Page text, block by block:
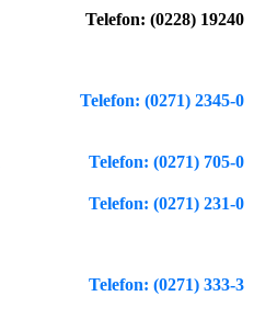
Telefon: (0228) 19240
Telefon: (0271) 2345-0
Telefon: (0271) 705-0
Telefon: (0271) 231-0
Telefon: (0271) 333-3